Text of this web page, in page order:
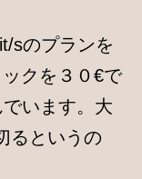
sのプランを
クを３０€で
います。大
るというの